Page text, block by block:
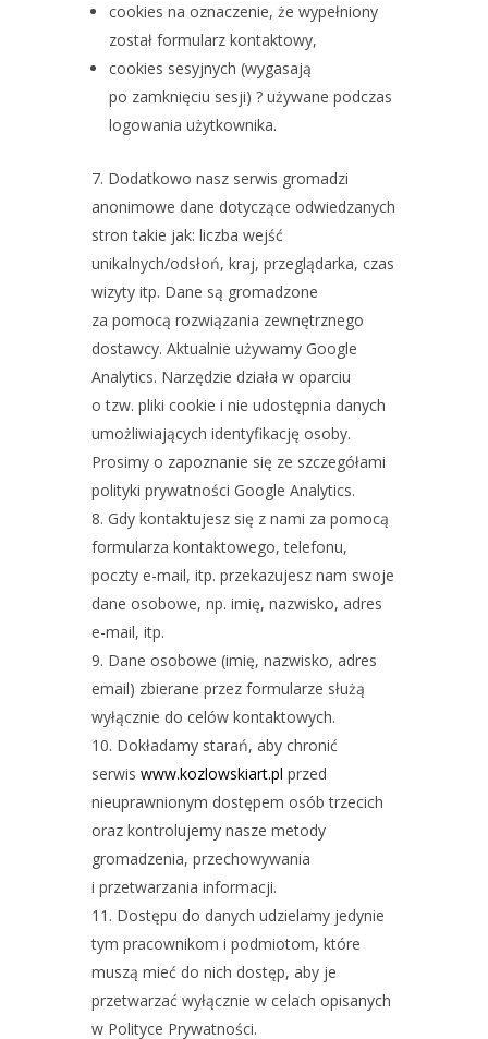
cookies na oznaczenie, że wypełniony
został formularz kontaktowy,
cookies sesyjnych (wygasają
po zamknięciu sesji) ? używane podczas
logowania użytkownika.
Dodatkowo nasz serwis gromadzi
anonimowe dane dotyczące odwiedzanych
stron takie jak: liczba wejść
unikalnych/odsłoń, kraj, przeglądarka, czas
wizyty itp. Dane są gromadzone
za pomocą rozwiązania zewnętrznego
dostawcy. Aktualnie używamy Google
Analytics. Narzędzie działa w oparciu
o tzw. pliki cookie i nie udostępnia danych
umożliwiających identyfikację osoby.
Prosimy o zapoznanie się ze szczegółami
polityki prywatności Google Analytics.
Gdy kontaktujesz się z nami za pomocą
formularza kontaktowego, telefonu,
poczty e-mail, itp. przekazujesz nam swoje
dane osobowe, np. imię, nazwisko, adres
e-mail, itp.
Dane osobowe (imię, nazwisko, adres
email) zbierane przez formularze służą
wyłącznie do celów kontaktowych.
Dokładamy starań, aby chronić
serwis www.kozlowskiart.pl przed
nieuprawnionym dostępem osób trzecich
oraz kontrolujemy nasze metody
gromadzenia, przechowywania
i przetwarzania informacji.
Dostępu do danych udzielamy jedynie
tym pracownikom i podmiotom, które
muszą mieć do nich dostęp, aby je
przetwarzać wyłącznie w celach opisanych
w Polityce Prywatności.